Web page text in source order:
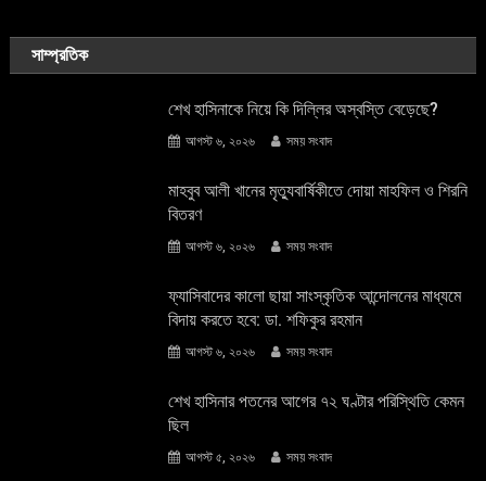
সাম্প্রতিক
শেখ হাসিনাকে নিয়ে কি দিল্লির অস্বস্তি বেড়েছে?
আগস্ট ৬, ২০২৬ সময় সংবাদ
মাহবুব আলী খানের মৃত্যুবার্ষিকীতে দোয়া মাহফিল ও শিরনি
বিতরণ
আগস্ট ৬, ২০২৬ সময় সংবাদ
ফ্যাসিবাদের কালো ছায়া সাংস্কৃতিক আন্দােলনের মাধ্যমে
বিদায় করতে হবে: ডা. শফিকুর রহমান
আগস্ট ৬, ২০২৬ সময় সংবাদ
শেখ হাসিনার পতনের আগের ৭২ ঘণ্টার পরিস্থিতি কেমন
ছিল
আগস্ট ৫, ২০২৬ সময় সংবাদ